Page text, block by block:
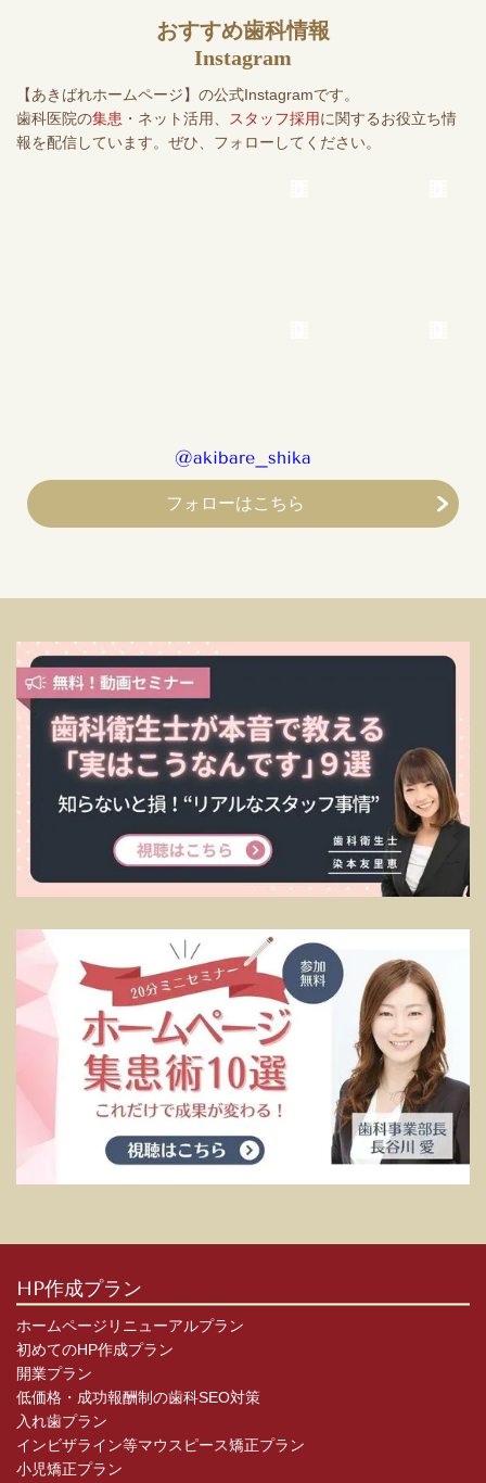
おすすめ歯科情報
Instagram
【あきばれホームページ】の公式Instagramです。
歯科医院の集患 ・ネット活用、 スタッフ採用に関するお役立ち情
報を配信しています。ぜひ、フォローしてください。
@akibare_shika
フォローはこちら
HP作成プラン
ホームページリニューアルプラン
初めてのHP作成プラン
開業プラン
低価格・成功報酬制の歯科SEO対策
入れ歯プラン
インビザライン等マウスピース矯正プラン
小児矯正プラン